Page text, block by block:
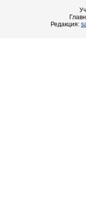
Редакция: